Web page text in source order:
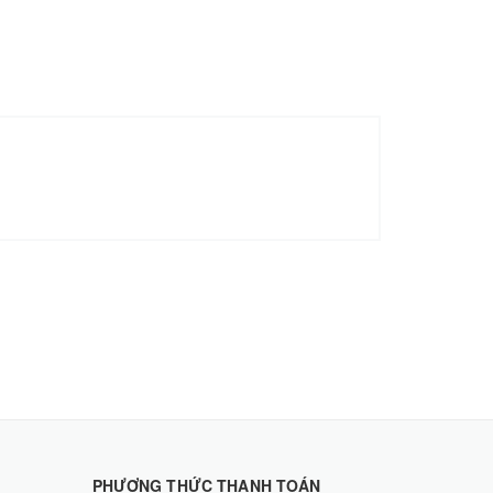
PHƯƠNG THỨC THANH TOÁN